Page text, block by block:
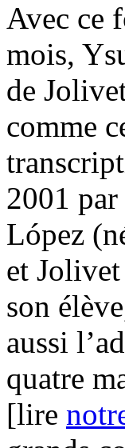
Avec ce
mois,
de
comme
2001
López
et
son
aussi
quatre
[lire